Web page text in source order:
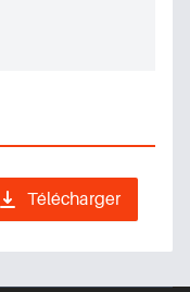
Télécharger